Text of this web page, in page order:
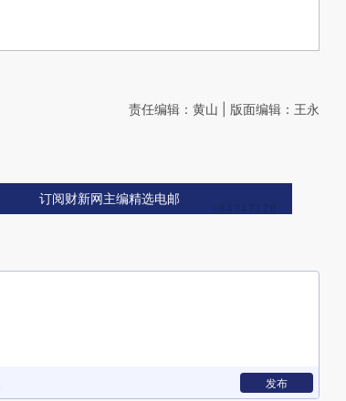
责任编辑：黄山 | 版面编辑：王永
订阅财新网主编精选电邮
发布